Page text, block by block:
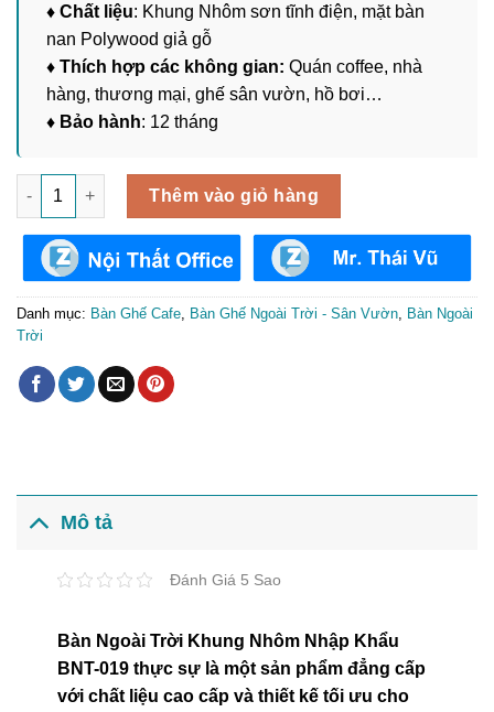
♦ Chất liệu: Khung Nhôm sơn tĩnh điện, mặt bàn
nan Polywood giả gỗ
♦ Thích hợp các không gian: Quán coffee, nhà
hàng, thương mại, ghế sân vườn, hồ bơi…
♦ Bảo hành: 12 tháng
Bàn Ngoài Trời Khung Nhôm Nhập Khẩu BNT-019 số lượng
Thêm vào giỏ hàng
Danh mục: Bàn Ghế Cafe Bàn Ghế Ngoài Trời - Sân Vườn Bàn Ngoài
Trời
Mô tả
Đánh Giá 5 Sao
Bàn Ngoài Trời Khung Nhôm Nhập Khẩu
BNT-019 thực sự là một sản phẩm đẳng cấp
với chất liệu cao cấp và thiết kế tối ưu cho